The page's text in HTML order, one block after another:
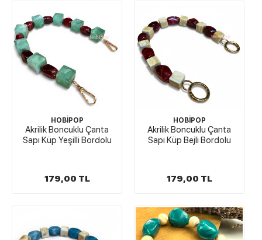
HOBİPOP
Akrilik Boncuklu Çanta
Sapı Küp Yeşilli Bordolu
179,00 TL
HOBİPOP
Akrilik Boncuklu Çanta
Sapı Küp Bejli Bordolu
179,00 TL